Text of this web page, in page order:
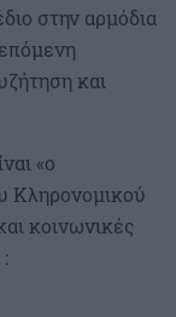
στην αρμόδια
και
«ο
Κληρονομικού
κοινωνικές